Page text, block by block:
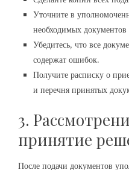
Уточните в
необходимых
Убедитесь, что все
содержат ошибок.
Получите расписку о
и перечня принятых
3.
принятие
После подачи документов